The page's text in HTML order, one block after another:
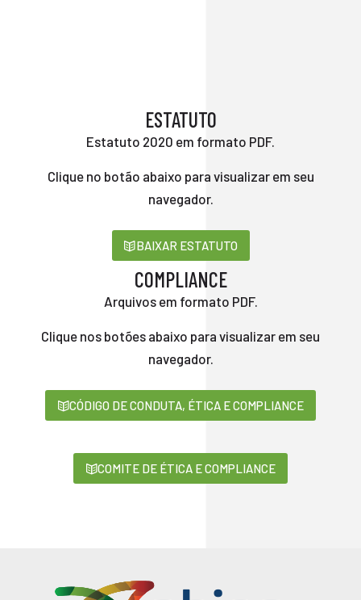
ESTATUTO
Estatuto 2020 em formato PDF.
Clique no botão abaixo para visualizar em seu
navegador.
BAIXAR ESTATUTO
COMPLIANCE
Arquivos em formato PDF.
Clique nos botões abaixo para visualizar em seu
navegador.
CÓDIGO DE CONDUTA, ÉTICA E COMPLIANCE
COMITE DE ÉTICA E COMPLIANCE